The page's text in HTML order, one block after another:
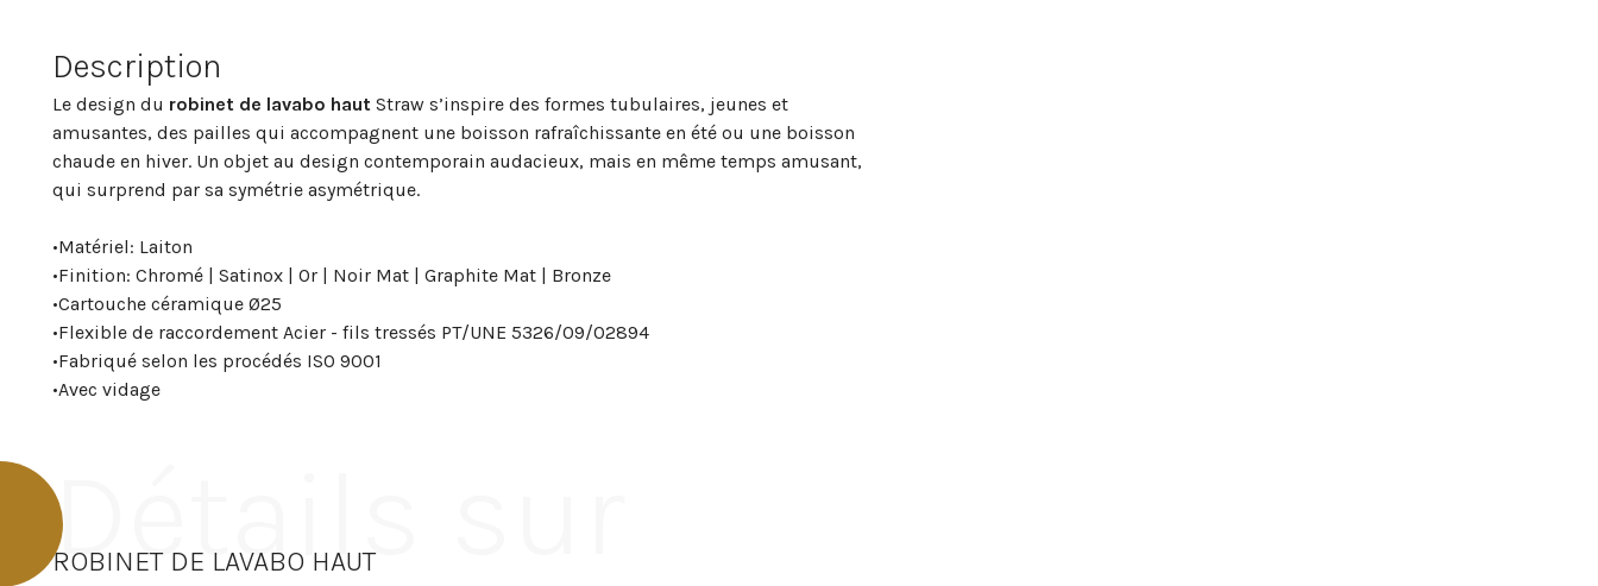
Description
Le design du robinet de lavabo haut Straw s’inspire des formes tubulaires, jeunes et
amusantes, des pailles qui accompagnent une boisson rafraîchissante en été ou une boisson
chaude en hiver. Un objet au design contemporain audacieux, mais en même temps amusant,
qui surprend par sa symétrie asymétrique.
•Matériel: Laiton
•Finition: Chromé | Satinox | Or | Noir Mat | Graphite Mat | Bronze
•Cartouche céramique Ø25
•Flexible de raccordement Acier - fils tressés PT/UNE 5326/09/02894
•Fabriqué selon les procédés ISO 9001
•Avec vidage
Détails sur
ROBINET DE LAVABO HAUT